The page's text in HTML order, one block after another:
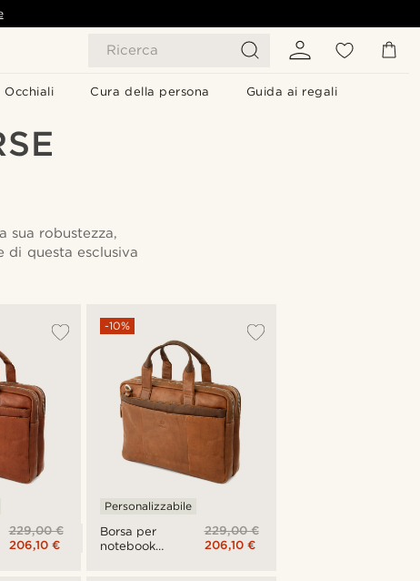
Ricerca
Occhiali Cura della persona Guida ai regali
sua robustezza,
di questa esclusiva
229,00 €
206,10 €
Borsa per
notebook
-10%
Personalizzabile
229,00 €
206,10 €